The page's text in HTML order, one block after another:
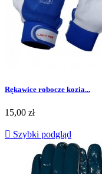
Rękawice robocze kozia...
Cena
15,00 zł
 Szybki podgląd